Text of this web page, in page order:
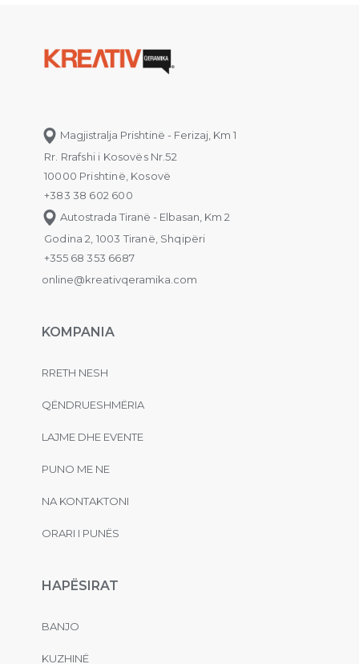
Magjistralja Prishtinë - Ferizaj, Km 1
Rr. Rrafshi i Kosovës Nr.52
10000 Prishtinë, Kosovë
+383 38 602 600
Autostrada Tiranë - Elbasan, Km 2
Godina 2, 1003 Tiranë, Shqipëri
+355 68 353 6687
online@kreativqeramika.com
KOMPANIA
RRETH NESH
QËNDRUESHMËRIA
LAJME DHE EVENTE
PUNO ME NE
NA KONTAKTONI
ORARI I PUNËS
HAPËSIRAT
BANJO
KUZHINË